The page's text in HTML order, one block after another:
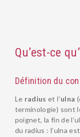
Qu’est-ce
Définition du
Le radiuset l’ulna
terminologie) sont
poignet, la fin de
du radius : l’ulna